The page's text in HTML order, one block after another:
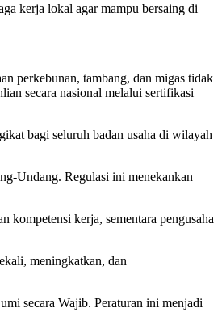
kerja lokal agar mampu bersaing di
perkebunan, tambang, dan migas tidak
secara nasional melalui sertifikasi
bagi seluruh badan usaha di wilayah
Undang. Regulasi ini menekankan
kompetensi kerja, sementara pengusaha
meningkatkan, dan
secara Wajib. Peraturan ini menjadi